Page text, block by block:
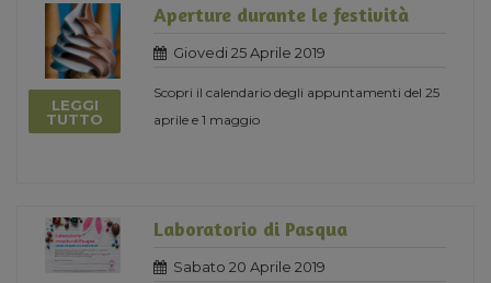
LEGGI
TUTTO
Aperture durante le festività
Giovedi 25 Aprile 2019
Scopri il calendario degli appuntamenti del 25
aprile e 1 maggio
Laboratorio di Pasqua
Sabato 20 Aprile 2019